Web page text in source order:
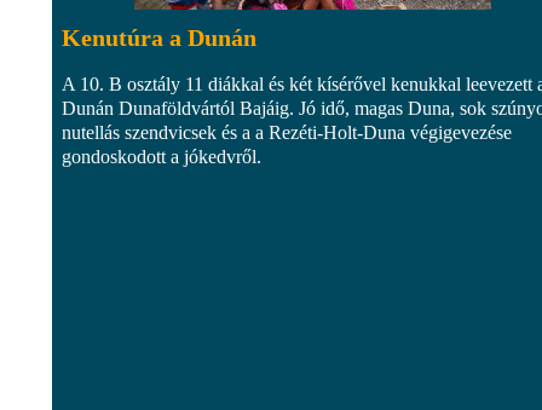
Kenutúra a Dunán
A 10. B osztály 11 diákkal és két kísérővel kenukkal leevezett
Dunán Dunaföldvártól Bajáig. Jó idő, magas Duna, sok
nutellás szendvicsek és a a Rezéti-Holt-Duna végigevezése
gondoskodott a jókedvről.